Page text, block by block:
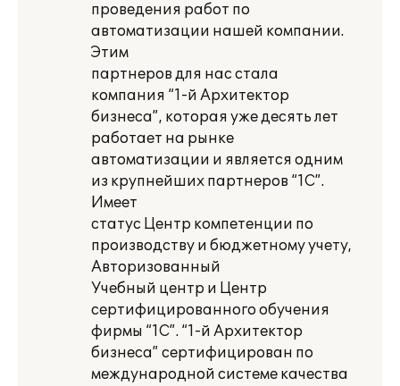
проведения работ по
автоматизации нашей компании.
Этим
партнеров для нас стала
компания “1-й Архитектор
бизнеса”, которая уже десять лет
работает на рынке
автоматизации и является одним
из крупнейших партнеров “1С”.
Имеет
статус Центр компетенции по
производству и бюджетному учету,
Авторизованный
Учебный центр и Центр
сертифицированного обучения
фирмы “1С”. “1-й Архитектор
бизнеса” сертифицирован по
международной системе качества